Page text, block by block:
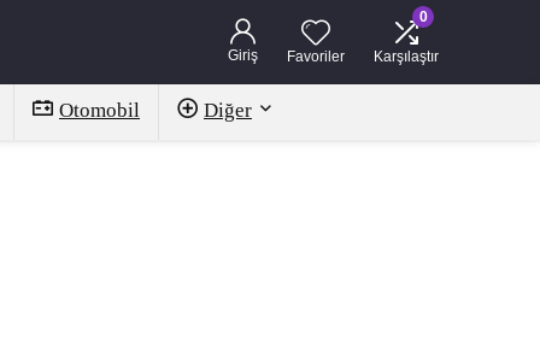
Giriş Favoriler
0
Karşılaştır
Otomobil Diğer